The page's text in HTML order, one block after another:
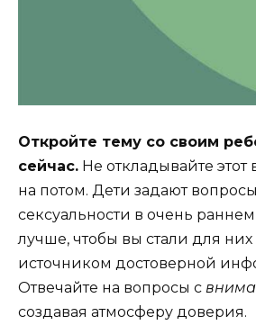
Откройте тему со своим
сейчас. Не откладывайте
на потом. Дети задают
сексуальности в очень раннем
лучше, чтобы вы стали для
источником достоверной
Отвечайте на вопросы с
создавая атмосферу доверия.